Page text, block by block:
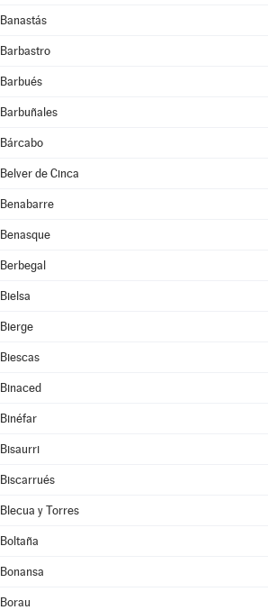
Banastás
Barbastro
Barbués
Barbuñales
Bárcabo
Belver de Cinca
Benabarre
Benasque
Berbegal
Bielsa
Bierge
Biescas
Binaced
Binéfar
Bisaurri
Biscarrués
Blecua y Torres
Boltaña
Bonansa
Borau